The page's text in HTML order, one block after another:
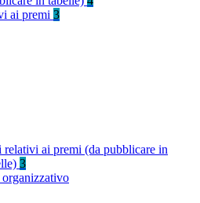
ai premi 3
relativi ai premi (da pubblicare in
3
organizzativo